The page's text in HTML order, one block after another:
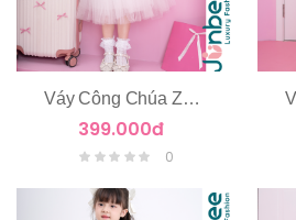
Váy Công Chúa Zen Hoa Nổi Tay Cánh Tiên
399.000đ
0